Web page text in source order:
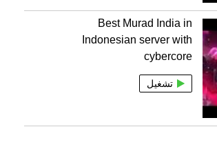
Best Murad India in
Indonesian server with
cybercore
تشغيل